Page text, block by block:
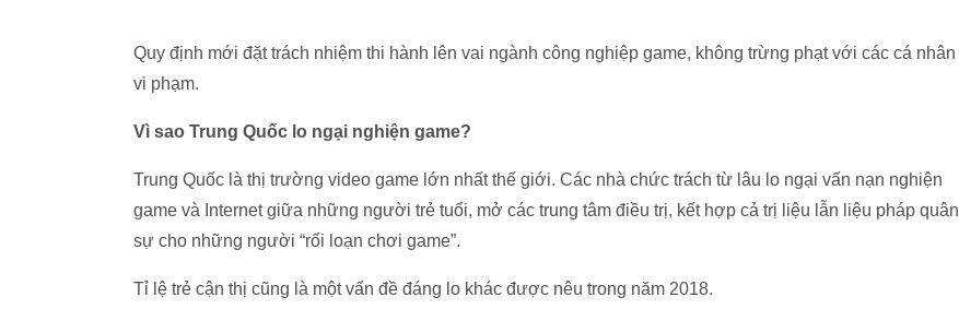
Quy định mới đặt trách nhiệm thi hành lên vai ngành công nghiệp game, không trừng phạt với các cá nhân
vi phạm.
Vì sao Trung Quốc lo ngại nghiện game?
Trung Quốc là thị trường video game lớn nhất thế giới. Các nhà chức trách từ lâu lo ngại vấn nạn nghiện
game và Internet giữa những người trẻ tuổi, mở các trung tâm điều trị, kết hợp cả trị liệu lẫn liệu pháp quân
sự cho những người “rối loạn chơi game”.
Tỉ lệ trẻ cận thị cũng là một vấn đề đáng lo khác được nêu trong năm 2018.